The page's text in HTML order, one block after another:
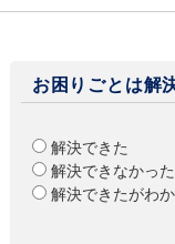
お困りごとは解
解決できた
解決できなかった
解決できたがわ